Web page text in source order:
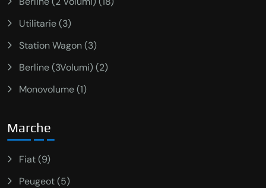
Utilitarie (3)
Station Wagon (3)
Berline (3Volumi) (2)
Monovolume (1)
Marche
Fiat (9)
Peugeot (5)